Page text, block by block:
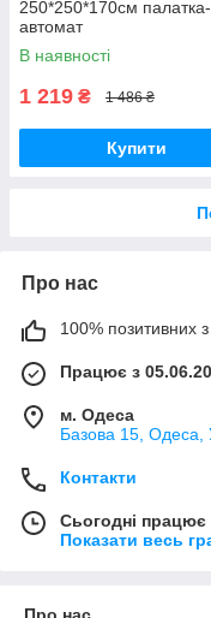
250*250*170cм палатка-
автомат
В наявності
1 219 ₴ 1 486 ₴
Купити
Про нас
100% позитивних з
Працює з
м. Одеса
Базова 15, Одеса,
Контакти
Сьогодні працює
Показати весь